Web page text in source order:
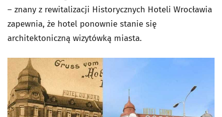
– znany z rewitalizacji Historycznych Hoteli Wrocławia
zapewnia, że hotel ponownie stanie się
architektoniczną wizytówką miasta.